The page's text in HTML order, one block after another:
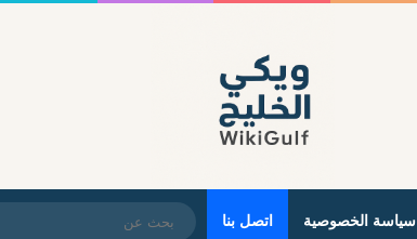
سياسة الخصوصية اتصل بنا